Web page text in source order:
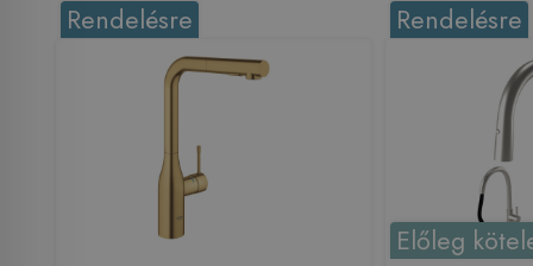
Rendelésre Rendelésre
Előleg